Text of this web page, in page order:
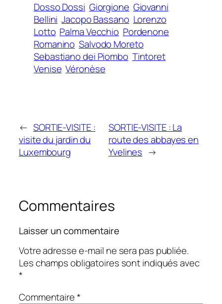
Dosso Dossi Giorgione Giovanni
Bellini Jacopo Bassano Lorenzo
Lotto Palma Vecchio Pordenone
Romanino Salvodo Moreto
Sebastiano dei Piombo Tintoret
Venise Véronèse
← SORTIE-VISITE :
visite du jardin du
Luxembourg
SORTIE-VISITE : La
route des abbayes en
Yvelines →
Commentaires
Laisser un commentaire
Votre adresse e-mail ne sera pas publiée.
Les champs obligatoires sont indiqués avec
*
Commentaire*